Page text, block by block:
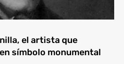
el artista que
símbolo monumental